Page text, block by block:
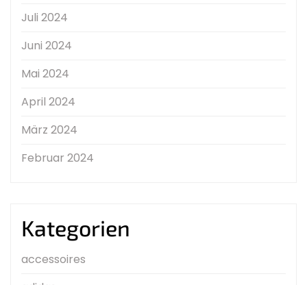
Juli 2024
Juni 2024
Mai 2024
April 2024
März 2024
Februar 2024
Kategorien
accessoires